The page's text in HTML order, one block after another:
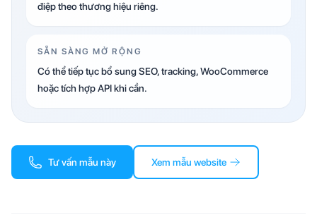
điệp theo thương hiệu riêng.
SẴN SÀNG MỞ RỘNG
Có thể tiếp tục bổ sung SEO, tracking, WooCommerce
hoặc tích hợp API khi cần.
Tư vấn mẫu này Xem mẫu website